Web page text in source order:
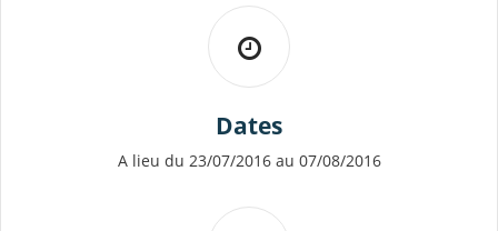
Dates
A lieu du 23/07/2016 au 07/08/2016